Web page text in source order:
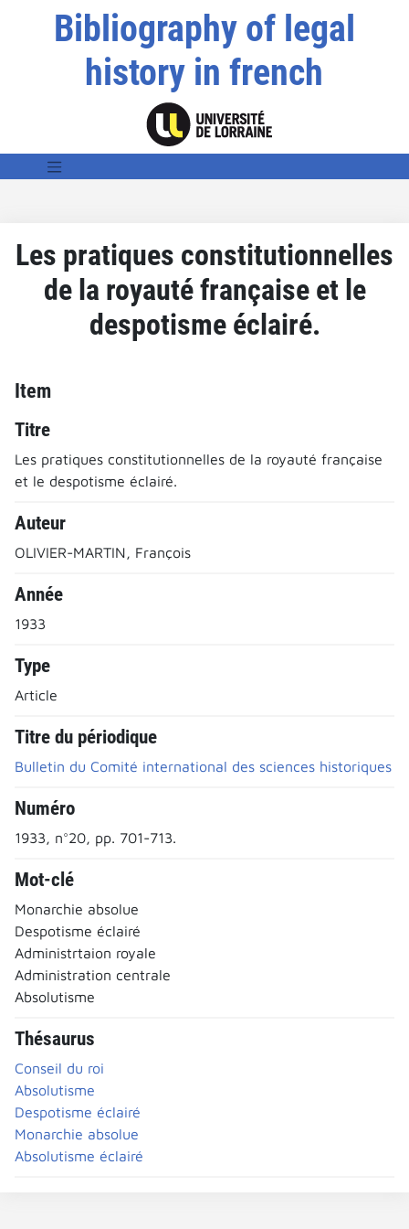
Bibliography of legal
history in french
Les pratiques constitutionnelles
de la royauté française et le
despotisme éclairé.
Item
Titre
Les pratiques constitutionnelles de la royauté française
et le despotisme éclairé.
Auteur
OLIVIER-MARTIN, François
Année
1933
Type
Article
Titre du périodique
Bulletin du Comité international des sciences historiques
Numéro
1933, n°20, pp. 701-713.
Mot-clé
Monarchie absolue
Despotisme éclairé
Administrtaion royale
Administration centrale
Absolutisme
Thésaurus
Conseil du roi
Absolutisme
Despotisme éclairé
Monarchie absolue
Absolutisme éclairé